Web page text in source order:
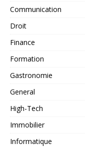
Communication
Droit
Finance
Formation
Gastronomie
General
High-Tech
Immobilier
Informatique